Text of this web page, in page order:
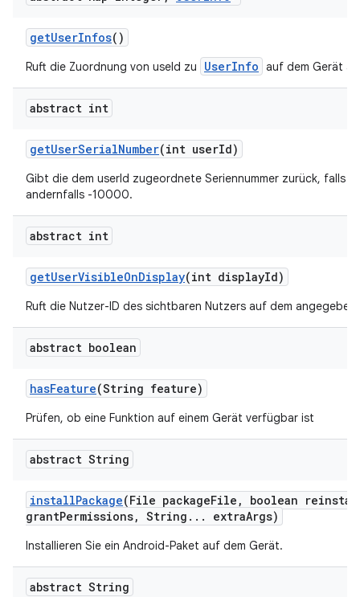
getUserInfos()
Ruft die Zuordnung von useId zu UserInfo auf dem Gerät
abstract int
getUserSerialNumber(int userId)
Gibt die dem userId zugeordnete Seriennummer zurück, falls
andernfalls -10000.
abstract int
getUserVisibleOnDisplay(int displayId)
Ruft die Nutzer-ID des sichtbaren Nutzers auf dem
abstract boolean
hasFeature(String feature)
Prüfen, ob eine Funktion auf einem Gerät verfügbar ist
abstract String
installPackage(File packageFile ,
boolean
grantPermissions, String . . . extraArgs)
Installieren Sie ein Android-Paket auf dem Gerät.
abstract String